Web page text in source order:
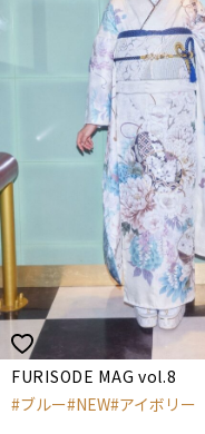
FURISODE MAG vol.8
ブルー NEW アイボリー